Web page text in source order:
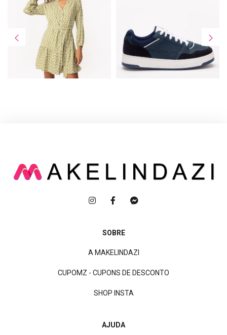
SOBRE
A MAKELINDAZI
CUPOMZ - CUPONS DE DESCONTO
SHOP INSTA
AJUDA